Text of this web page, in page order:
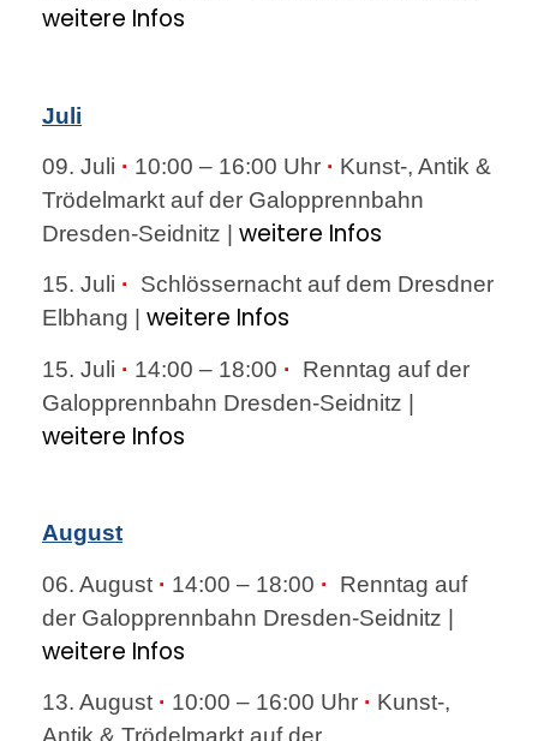
weitere Infos
Juli
09. Juli · 10:00 – 16:00 Uhr · Kunst-, Antik &
Trödelmarkt auf der Galopprennbahn
Dresden-Seidnitz | weitere Infos
15. Juli ·
Schlössernacht auf dem Dresdner
Elbhang | weitere Infos
15. Juli · 14:00 – 18:00 · Renntag auf der
Galopprennbahn Dresden-Seidnitz |
weitere Infos
August
06. August · 14:00 – 18:00 · Renntag auf
der Galopprennbahn Dresden-Seidnitz |
weitere Infos
13. August · 10:00 – 16:00 Uhr · Kunst-,
Antik & Trödelmarkt auf der